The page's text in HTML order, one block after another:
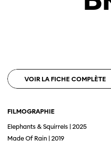
optimale avec
utiliser un
VOIR LA FICHE COMPLÈTE
FILMOGRAPHIE
Elephants & Squirrels | 2025
Made Of Rain | 2019